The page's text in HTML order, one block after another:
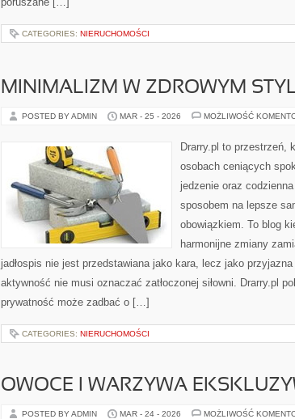
CATEGORIES: NIERUCHOMOŚCI
MINIMALIZM W ZDROWYM
POSTED BY ADMIN MAR - 25 - 2026 MOŻLIWOŚĆ
Drarry.pl to przestrzeń,
osobach ceniących
jedzenie oraz
sposobem na lepsze
obowiązkiem. To blog
harmonijne zmiany
jadłospis nie jest przedstawiana jako kara, lecz jako
aktywność nie musi oznaczać zatłoczonej siłowni. Drarry.pl
prywatność może zadbać o […]
CATEGORIES: NIERUCHOMOŚCI
OWOCE I WARZYWA
POSTED BY ADMIN MAR - 24 - 2026 MOŻLIWOŚĆ